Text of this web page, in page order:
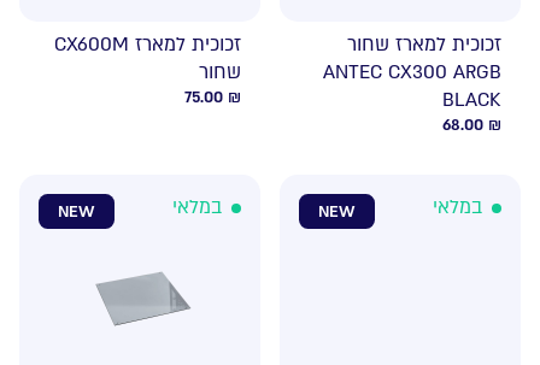
זכוכית למארז שחור
ANTEC CX300 ARGB
BLACK
68.00 ₪
זכוכית למארז CX600M
שחור
75.00 ₪
NEW במלאי NEW במלאי